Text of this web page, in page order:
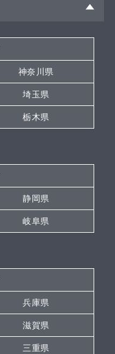
神奈川県
埼玉県
栃木県
静岡県
岐阜県
兵庫県
滋賀県
三重県